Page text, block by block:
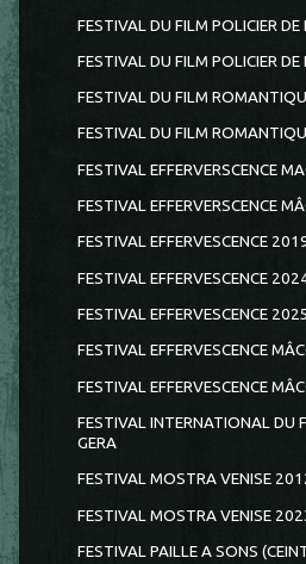
FESTIVAL DU FILM POLICIER
FESTIVAL DU FILM POLICIER
FESTIVAL DU FILM
FESTIVAL DU FILM
FESTIVAL EFFERVERSCENCE
FESTIVAL EFFERVERSCENCE
FESTIVAL EFFERVESCENCE
FESTIVAL EFFERVESCENCE
FESTIVAL EFFERVESCENCE
FESTIVAL EFFERVESCENCE
FESTIVAL EFFERVESCENCE
FESTIVAL INTERNATIONAL DU
GERA
FESTIVAL MOSTRA VENISE
FESTIVAL MOSTRA VENISE
FESTIVAL PAILLE A SONS